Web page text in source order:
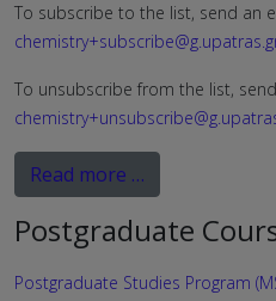
To subscribe to the list, send an
To unsubscribe from the list,
Read more …
Postgraduate
Postgraduate Studies Program